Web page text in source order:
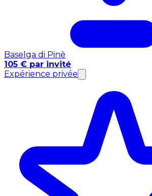
Baselga di Pinè
105 € par invité
Expérience privée